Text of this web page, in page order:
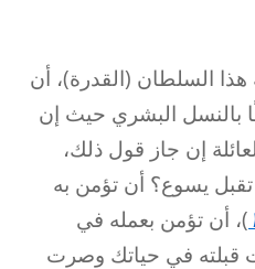
السلطان (القدرة)، أن
بالنسل البشري حيث إن
إن جاز قول ذلك،
يسوع؟ أن تؤمن به
)، أن تؤمن بعمله في
قبلته في حياتك وصرت